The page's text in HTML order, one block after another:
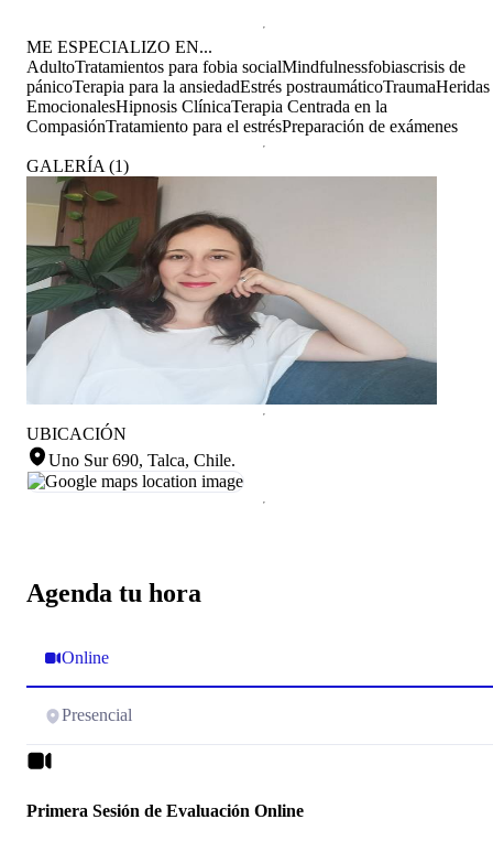
Agenda tu hora
Online
Presencial
Primera Sesión de Evaluación Online
ME ESPECIALIZO EN...
AdultoTratamientos para fobia socialMindfulnessfobiascrisis de
pánicoTerapia para la ansiedadEstrés postraumáticoTraumaHeridas
EmocionalesHipnosis ClínicaTerapia Centrada en la
CompasiónTratamiento para el estrésPreparación de exámenes
GALERÍA (1)
UBICACIÓN
Uno Sur 690, Talca, Chile.